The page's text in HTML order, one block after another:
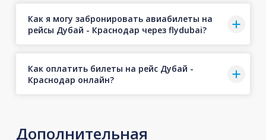
Как я могу забронировать авиабилеты на
рейсы Дубай - Краснодар через flydubai?
Как оплатить билеты на рейс Дубай -
Краснодар онлайн?
Дополнительная